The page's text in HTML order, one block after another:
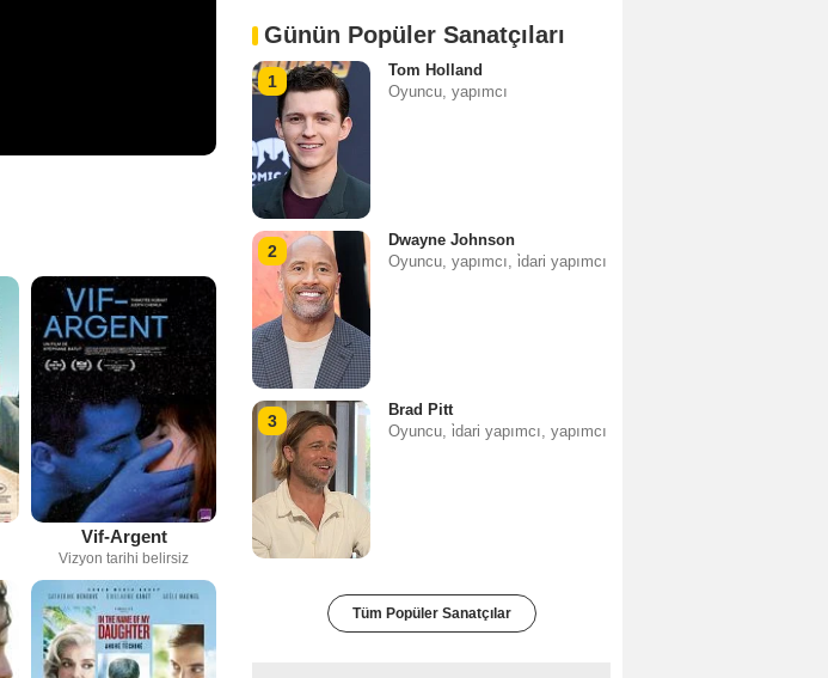
Vif-Argent
Vizyon tarihi belirsiz
Günün Popüler Sanatçıları
1
Tom Holland
Oyuncu, yapımcı
2
Dwayne Johnson
Oyuncu, yapımcı, i̇dari yapımcı
3
Brad Pitt
Oyuncu, i̇dari yapımcı, yapımcı
Tüm Popüler Sanatçılar